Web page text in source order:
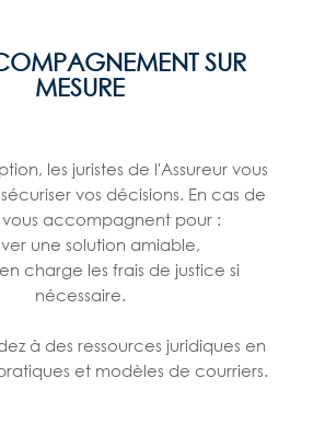
SUR
MESURE
les juristes de l'Assureur vous
vos décisions. En cas de
vous accompagnent pour :
une solution amiable,
charge les frais de justice si
nécessaire.
à des ressources juridiques en
et modèles de courriers.